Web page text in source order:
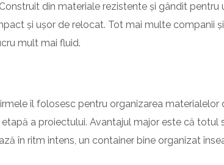
din materiale rezistente și gândit pentru
și ușor de relocat. Tot mai multe companii
mult mai fluid.
îl folosesc pentru organizarea
a proiectului. Avantajul major este că totul
în ritm intens, un container bine organizat